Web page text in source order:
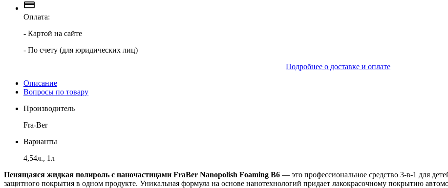
Оплата:
- Картой на сайте
- По счету (для юридических лиц)
Подробнее о доставке и оплате
Описание
Вопросы по товару
Производитель
Fra-Ber
Варианты
4,54л., 1л
Пенящаяся жидкая полироль с наночастицами FraBer Nanopolish Foaming B6 — это профессиональное средство 3-в-1 для
защитного покрытия в одном продукте. Уникальная формула на основе нанотехнологий придает лакокрасочному покрытию